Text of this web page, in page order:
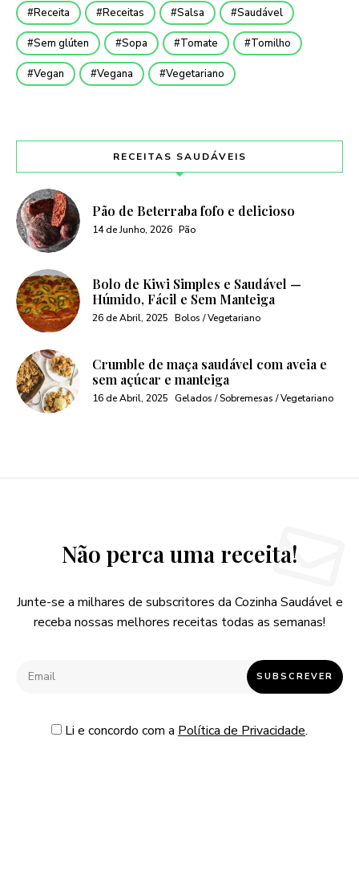
Receita Receitas Salsa Saudável
Sem glúten Sopa Tomate Tomilho
Vegan Vegana Vegetariano
RECEITAS SAUDÁVEIS
Pão de Beterraba fofo e delicioso
14 de Junho, 2026 Pão
Bolo de Kiwi Simples e Saudável —
Húmido, Fácil e Sem Manteiga
26 de Abril, 2025 Bolos / Vegetariano
Crumble de maça saudável com aveia e
sem açúcar e manteiga
16 de Abril, 2025 Gelados / Sobremesas / Vegetariano
Não perca uma receita!
Junte-se a milhares de subscritores da Cozinha Saudável e
receba nossas melhores receitas todas as semanas!
Li e concordo com a Política de Privacidade.